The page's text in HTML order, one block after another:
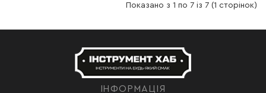
Показано з 1 по 7 із 7 (1 сторінок)
ІНФОРМАЦІЯ